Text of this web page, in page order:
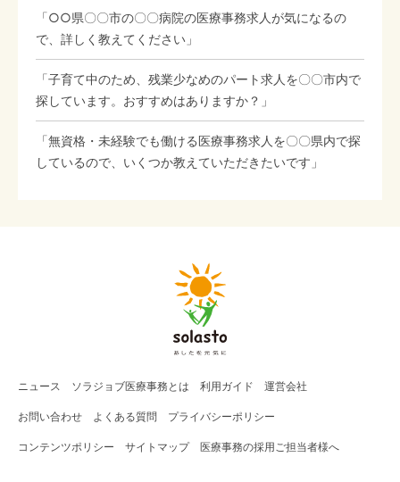
「○○県〇〇市の〇〇病院の医療事務求人が気になるの
で、詳しく教えてください」
「子育て中のため、残業少なめのパート求人を〇〇市内で
探しています。おすすめはありますか？」
「無資格・未経験でも働ける医療事務求人を〇〇県内で探
しているので、いくつか教えていただきたいです」
ニュース ソラジョブ医療事務 とは 利用ガイド 運営会社
お問い合わせ よくある質問 プライバシーポリシー
コンテンツポリシー サイトマップ 医療事務の採用ご担当者様へ